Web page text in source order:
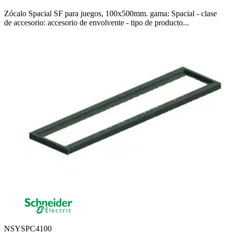
Zócalo Spacial SF para juegos, 100x500mm. gama: Spacial - clase
de accesorio: accesorio de envolvente - tipo de producto...
NSYSPC4100